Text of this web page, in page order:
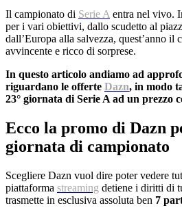
Il campionato di Serie A entra nel vivo.
per i vari obiettivi, dallo scudetto al
dall’Europa alla salvezza, quest’anno il
avvincente e ricco di sorprese.
In questo articolo andiamo ad
riguardano le offerte Dazn, in modo
23° giornata di Serie A ad un prezzo
Ecco la promo di Dazn
giornata di campionato
Scegliere Dazn vuol dire poter vedere
piattaforma streaming detiene i diritti di
trasmette in esclusiva assoluta ben 7